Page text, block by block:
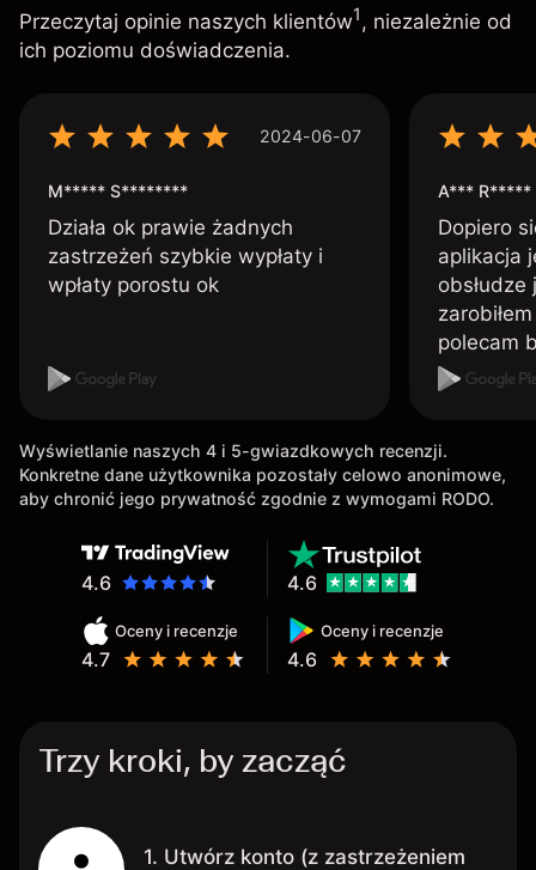
Przeczytaj opinie naszych klientów1, niezależnie od
ich poziomu doświadczenia.
2024-06-07
M***** S********
Działa ok prawie żadnych
zastrzeżeń szybkie wypłaty i
wpłaty porostu ok
A*** R*****
Dopiero
aplikacja
polecam
Wyświetlanie naszych 4 i 5-gwiazdkowych recenzji.
Konkretne dane użytkownika pozostały celowo anonimowe,
aby chronić jego prywatność zgodnie z wymogami RODO.
4.6
Oceny i recenzje
4.7
Oceny i recenzje
4.6
4.6
Trzy kroki, by zacząć
1. Utwórz konto (z zastrzeżeniem